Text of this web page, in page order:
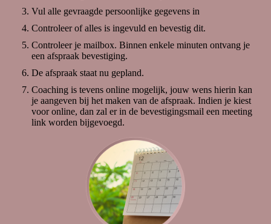
Vul alle gevraagde persoonlijke gegevens in
Controleer of alles is ingevuld en bevestig dit.
Controleer je mailbox. Binnen enkele minuten ontvang je
een afspraak bevestiging.
De afspraak staat nu gepland.
Coaching is tevens online mogelijk, jouw wens hierin kan
je aangeven bij het maken van de afspraak. Indien je kiest
voor online, dan zal er in de bevestigingsmail een meeting
link worden bijgevoegd.